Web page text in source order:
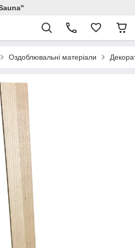
Оздоблювальні матеріали